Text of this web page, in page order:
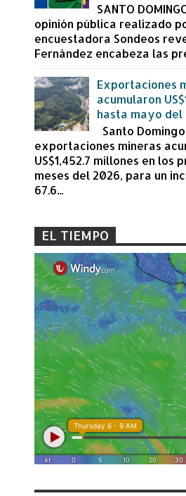
SANTO
opinión pública realizado
encuestadora Sondeos
Fernández encabeza las
Exportaciones
acumularon
hasta mayo del
Santo
exportaciones mineras
US$1,452.7 millones en los
meses del 2026, para un
67.6...
EL TIEMPO